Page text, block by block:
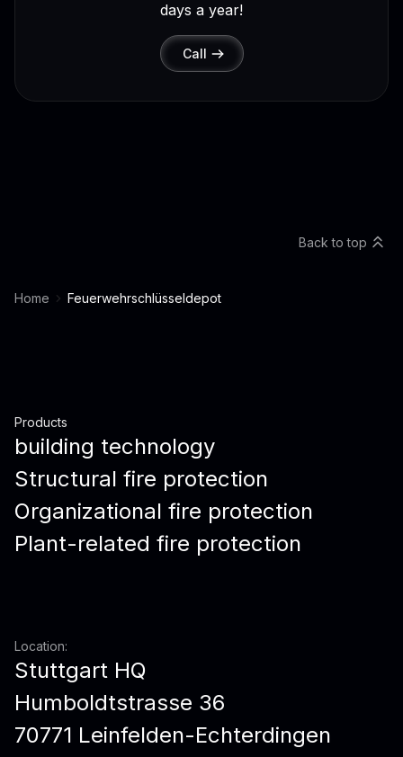
days a year!
Call
Home Feuerwehrschlüsseldepot
Back to top
Products
building technology
Structural fire protection
Organizational fire protection
Plant-related fire protection
Location:
Stuttgart HQ
Humboldtstrasse 36
70771 Leinfelden-Echterdingen